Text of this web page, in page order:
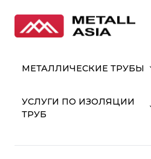
МЕТАЛЛИЧЕСКИЕ ТРУБЫ
УСЛУГИ ПО ИЗОЛЯЦИИ
ТРУБ